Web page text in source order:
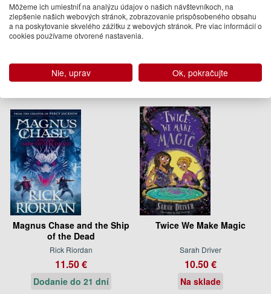
10.50 €
Na objednávku
13.95 €
Dodanie do 21 dní
Podobné knihy
Magnus Chase and the Ship
of the Dead
Rick Riordan
11.50 €
Dodanie do 21 dní
Twice We Make Magic
Sarah Driver
10.50 €
Na sklade
Môžeme ich umiestniť na analýzu údajov o našich návštevníkoch, na
zlepšenie našich webových stránok, zobrazovanie prispôsobeného obsahu
a na poskytovanie skvelého zážitku z webových stránok. Pre viac informácií o
cookies používame otvorené nastavenia.
Nie, uprav Ok, pokračujte